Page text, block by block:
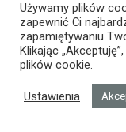
Używamy plików
zapewnić Ci
zapamiętywaniu
Klikając
plików cookie.
Ustawienia